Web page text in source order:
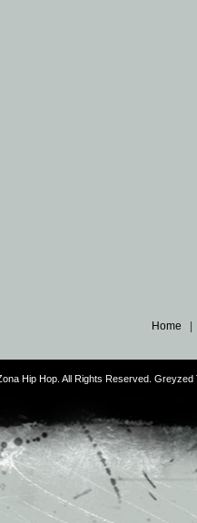
Home
Hip Hop. All Rights Reserved.